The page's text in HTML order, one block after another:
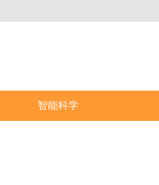
智能科学